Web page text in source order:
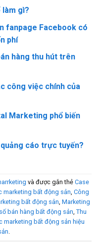
gì?
fanpage Facebook có
phí
hàng thu hút trên
công việc chính của
Marketing phổ biến
cáo trực tuyến?
và được gắn thẻ Case
marketing bất động sản, Công
bất động sản, Marketing
bán hàng bất động sản, Thu
marketing bất động sản hiệu
.